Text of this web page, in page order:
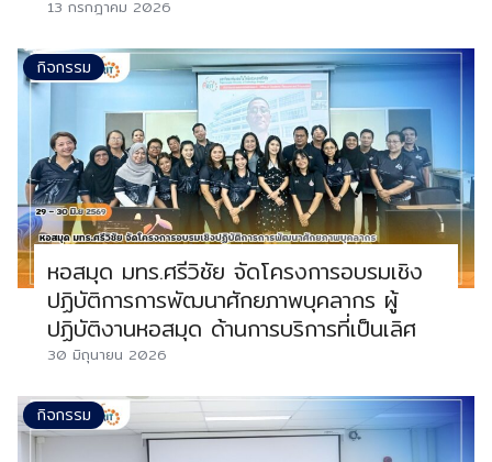
13 กรกฎาคม 2026
กิจกรรม
หอสมุด มทร.ศรีวิชัย จัดโครงการอบรมเชิง
ปฏิบัติการการพัฒนาศักยภาพบุคลากร ผู้
ปฏิบัติงานหอสมุด ด้านการบริการที่เป็นเลิศ
30 มิถุนายน 2026
กิจกรรม